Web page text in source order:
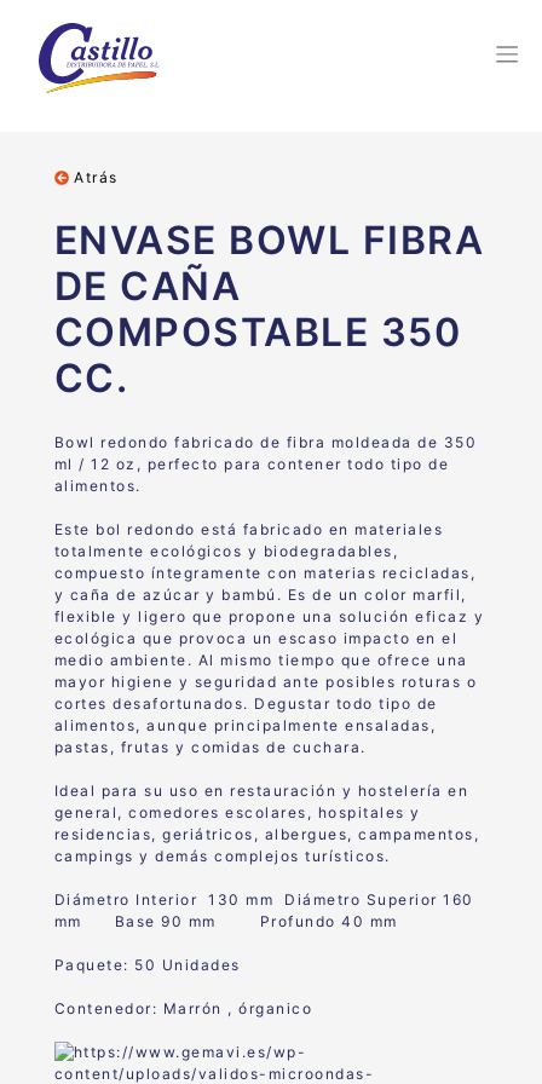
Atrás
ENVASE BOWL FIBRA
DE CAÑA
COMPOSTABLE 350
CC.
Bowl redondo fabricado de fibra moldeada de 350
ml / 12 oz, perfecto para contener todo tipo de
alimentos.
Este bol redondo está fabricado en materiales
totalmente ecológicos y biodegradables,
compuesto íntegramente con materias recicladas,
y caña de azúcar y bambú. Es de un color marfil,
flexible y ligero que propone una solución eficaz y
ecológica que provoca un escaso impacto en el
medio ambiente. Al mismo tiempo que ofrece una
mayor higiene y seguridad ante posibles roturas o
cortes desafortunados. Degustar todo tipo de
alimentos, aunque principalmente ensaladas,
pastas, frutas y comidas de cuchara.
Ideal para su uso en restauración y hostelería en
general, comedores escolares, hospitales y
residencias, geriátricos, albergues, campamentos,
campings y demás complejos turísticos.
Diámetro Interior 130 mm Diámetro Superior 160
mm Base 90 mm Profundo 40 mm
Paquete: 50 Unidades
Contenedor: Marrón , órganico